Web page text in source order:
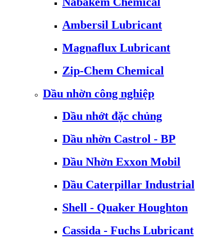
Ambersil Lubricant
Magnaflux Lubricant
Zip-Chem Chemical
Dầu nhờn công nghiệp
Dầu nhớt đặc chủng
Dầu nhờn Castrol - BP
Dầu Nhờn Exxon Mobil
Dầu Caterpillar Industrial
Shell - Quaker Houghton
Cassida - Fuchs Lubricant